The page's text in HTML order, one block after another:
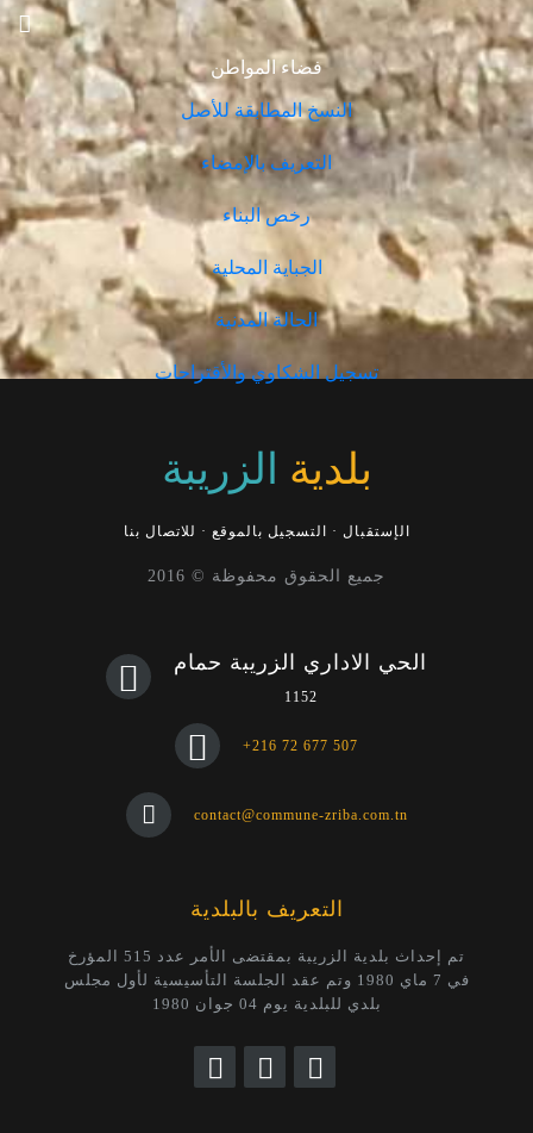
فضاء المواطن
النسخ المطابقة للأصل
التعريف بالإمضاء
رخص البناء
الجباية المحلية
الحالة المدنية
تسجيل الشكاوي والأقتراحات
بلدية الزريبة
للاتصال بنا · التسجيل بالموقع · الإستقبال
جميع الحقوق محفوظة © 2016
الحي الاداري الزريبة حمام
1152
+216 72 677 507
contact@commune-zriba.com.tn
التعريف بالبلدية
تم إحداث بلدية الزريبة بمقتضى الأمر عدد 515 المؤرخ
في 7 ماي 1980 وتم عقد الجلسة التأسيسية لأول مجلس
بلدي للبلدية يوم 04 جوان 1980